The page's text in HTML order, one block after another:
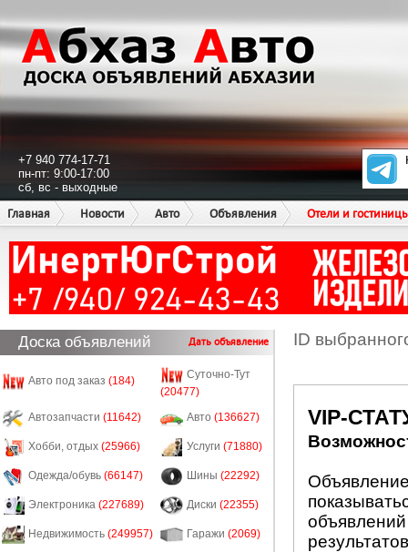
+7 940 774-17-71
пн-пт: 9:00-17:00
сб, вс - выходные
Главная
Новости Авто Объявления Отели и
Доска объявлений Дать объявление
Авто под заказ (184)
Суточно-Тут
(20477)
Автозапчасти (11642) Авто (136627)
Хобби, отдых (25966) Услуги (71880)
Одежда/обувь (66147) Шины (22292)
Электроника (227689) Диски (22355)
Недвижимость (249957) Гаражи (2069)
ID
VIP-